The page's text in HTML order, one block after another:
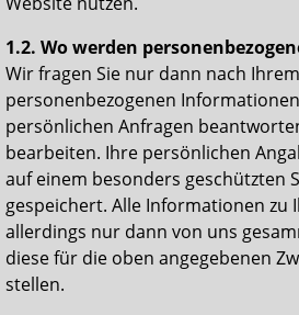
1.2. Wo werden
Wir fragen Sie nur dann nach
personenbezogenen
persönlichen Anfragen
bearbeiten. Ihre persönlichen
auf einem besonders geschützten
gespeichert. Alle Informationen zu
allerdings nur dann von uns
diese für die oben angegebenen
stellen.